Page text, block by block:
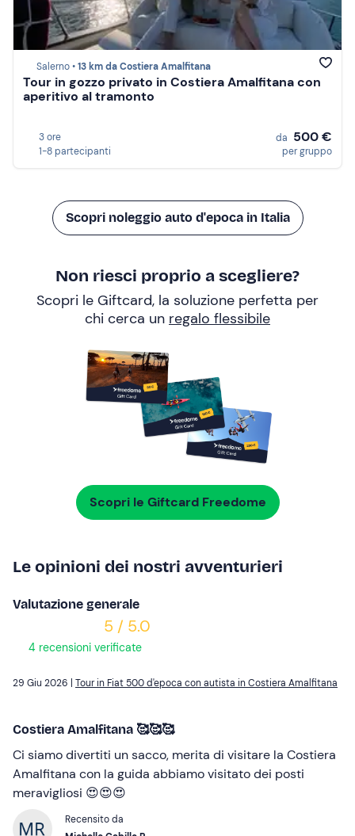
Salerno •13 km da Costiera Amalfitana
Tour in gozzo privato in Costiera Amalfitana con
aperitivo al tramonto
3 ore
1-8 partecipanti
da 500 €
per gruppo
Scopri noleggio auto d'epoca in Italia
Non riesci proprio a scegliere?
Scopri le Giftcard, la soluzione perfetta per
chi cerca un regalo flessibile
Scopri le Giftcard Freedome
Le opinioni dei nostri avventurieri
Valutazione generale
5 / 5.0
4 recensioni verificate
29 Giu 2026 | Tour in Fiat 500 d'epoca con autista in Costiera Amalfitana
Costiera Amalfitana 🥰🥰🥰
Ci siamo divertiti un sacco, merita di visitare la Costiera
Amalfitana con la guida abbiamo visitato dei posti
meravigliosi 😍😍😍
Recensito da